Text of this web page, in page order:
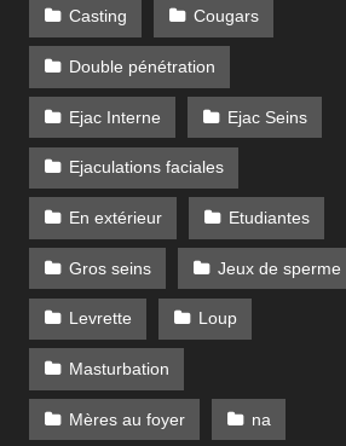
Casting Cougars
Double pénétration
Ejac Interne Ejac Seins
Ejaculations faciales
En extérieur Etudiantes
Gros seins Jeux de sperme
Levrette Loup
Masturbation
Mères au foyer na